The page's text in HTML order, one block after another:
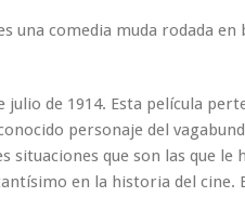
una comedia muda rodada
julio de 1914. Esta película
personaje del
situaciones que son las que le
en la historia del cine.